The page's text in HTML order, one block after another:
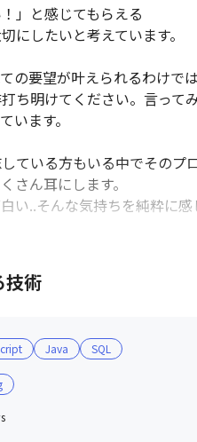
」と感じてもらえる
にしたいと考えています。
の要望が叶えられるわけで
ち明けてください。言っ
います。
ている方もいる中でその
さん耳にします。
い..そんな気持ちを純粋に
、エンジニアが主役の組織
での道のり
のチャット内に入っていた
Developer』の資格を
キャンプ」と呼ばれるハ
技術
Java SQL